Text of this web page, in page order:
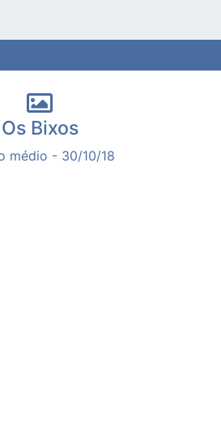
Os Bixos
médio - 30/10/18